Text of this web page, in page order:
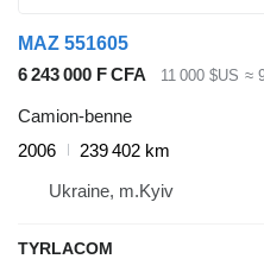
MAZ 551605
6 243 000 F CFA
11 000 $US ≈
Camion-benne
2006
239 402 km
Ukraine, m.Kyiv
TYRLACOM